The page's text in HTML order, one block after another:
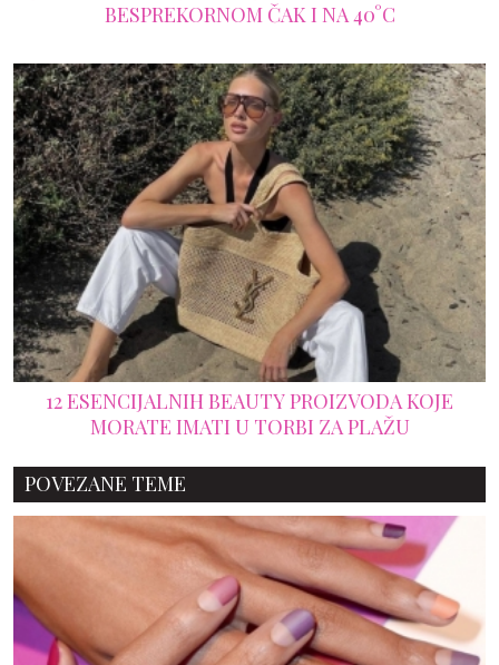
BESPREKORNOM ČAK I NA 40°C
12 ESENCIJALNIH BEAUTY PROIZVODA KOJE
MORATE IMATI U TORBI ZA PLAŽU
POVEZANE TEME